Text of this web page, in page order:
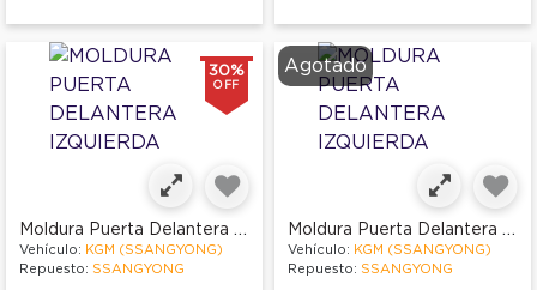
30%
OFF
Moldura Puerta Delantera Izquierda
Vehículo: KGM (SSANGYONG)
Repuesto: SSANGYONG
Agotado
Moldura Puerta Delantera Izquierda
Vehículo: KGM (SSANGYONG)
Repuesto: SSANGYONG